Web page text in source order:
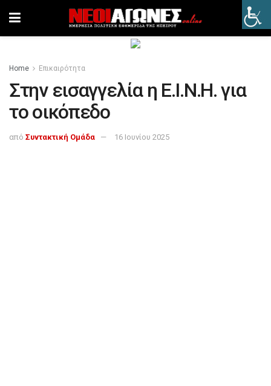
Home Επικαιρότητα
Στην εισαγγελία η Ε.Ι.Ν.Η. για
το οικόπεδο
από Συντακτική Ομάδα 16 Ιουνίου 2025